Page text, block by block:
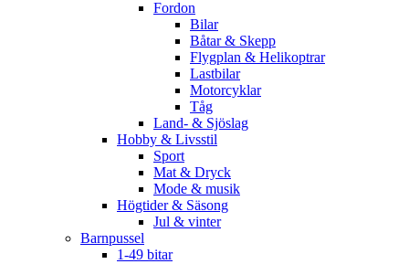
Fordon
Bilar
Båtar & Skepp
Flygplan & Helikoptrar
Lastbilar
Motorcyklar
Tåg
Land- & Sjöslag
Hobby & Livsstil
Sport
Mat & Dryck
Mode & musik
Högtider & Säsong
Jul & vinter
Barnpussel
1-49 bitar